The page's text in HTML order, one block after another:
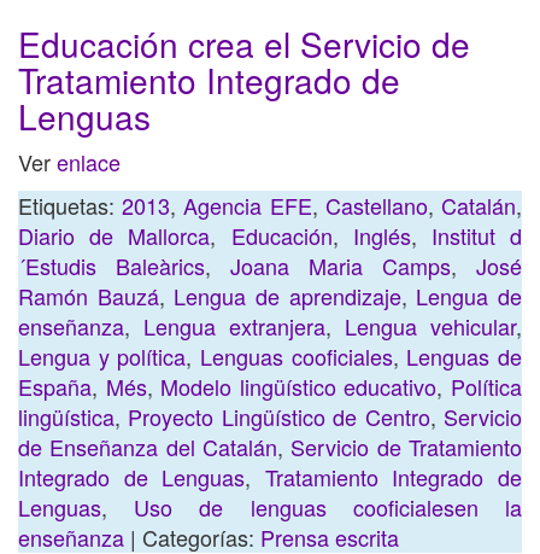
Educación crea el Servicio de
Tratamiento Integrado de
Lenguas
Verenlace
Etiquetas:2013,Agencia EFE, Castellano,Catalán,
Diario de Mallorca, Educación, Inglés, Institut d
´Estudis Baleàrics, Joana Maria Camps, José
Ramón Bauzá, Lengua de aprendizaje, Lengua de
enseñanza, Lengua extranjera, Lengua vehicular,
Lengua y política, Lenguas cooficiales, Lenguas de
España, Més, Modelo lingüístico educativo, Política
lingüística, Proyecto Lingüístico de Centro, Servicio
de Enseñanza del Catalán, Servicio de Tratamiento
Integrado de Lenguas, Tratamiento Integrado de
Lenguas, Uso de lenguas cooficialesen la
enseñanza | Categorías: Prensa escrita